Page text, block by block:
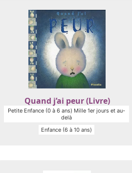
Quand j’ai peur (Livre)
Petite Enfance (0 à 6 ans) Mille 1er jours et au-
delà
Enfance (6 à 10 ans)